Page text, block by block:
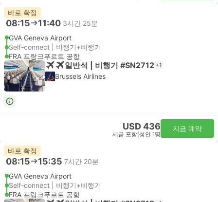
바로 확정
08:15 11:40 3시간 25분
GVA Geneva Airport
Self-connect | 비행기+비행기
FRA 프랑크푸르트 공항
일반석 | 비행기 #SN2712 +1
Brussels Airlines
USD 436
세금 포함 성인 1명
지금 예약
바로 확정
08:15 15:35 7시간 20분
GVA Geneva Airport
Self-connect | 비행기+비행기
FRA 프랑크푸르트 공항